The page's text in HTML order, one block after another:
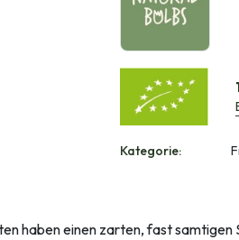
Kategorie:
haben einen zarten, fast